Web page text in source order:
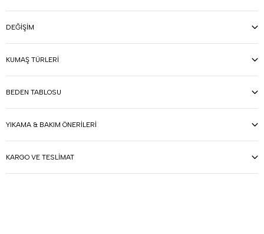
DEĞIŞIM
KUMAŞ TÜRLERI
BEDEN TABLOSU
YIKAMA & BAKIM ÖNERILERI
KARGO VE TESLIMAT